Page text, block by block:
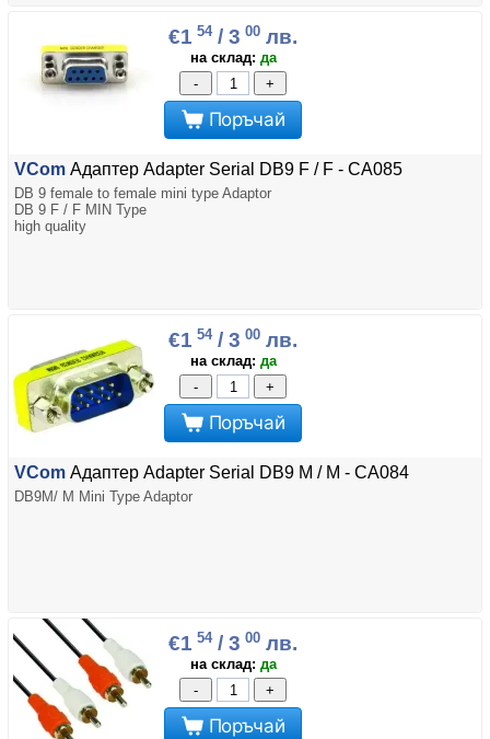
€1 54/ 3 00 лв.
на склад: да
-
+
Поръчай
VCom Адаптер Adapter Serial DB9 F / F - CA085
DB 9 female to female mini type Adaptor
DB 9 F / F MIN Type
high quality
€1 54/ 3 00 лв.
на склад: да
-
+
Поръчай
VCom Адаптер Adapter Serial DB9 M / M - CA084
DB9M/ M Mini Type Adaptor
€1 54/ 3 00 лв.
на склад: да
-
+
Поръчай